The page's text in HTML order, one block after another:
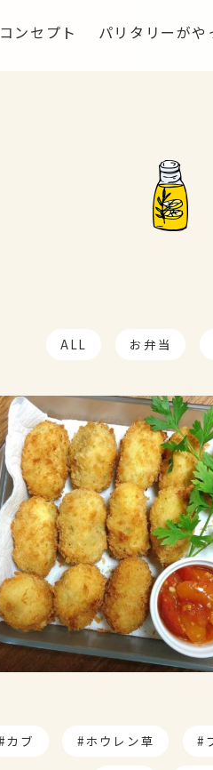
コンセプト パリタリーがや
ALL お弁当
カブ ホウレン草